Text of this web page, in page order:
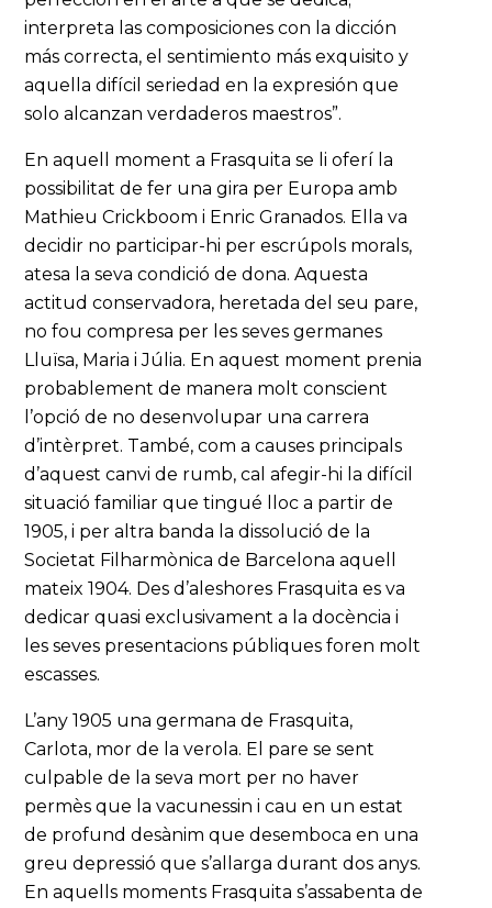
interpreta las composiciones con la dicción
más correcta, el sentimiento más exquisito y
aquella difícil seriedad en la expresión que
solo alcanzan verdaderos maestros”.
En aquell moment a Frasquita se li oferí la
possibilitat de fer una gira per Europa amb
Mathieu Crickboom i Enric Granados. Ella va
decidir no participar-hi per escrúpols morals,
atesa la seva condició de dona. Aquesta
actitud conservadora, heretada del seu pare,
no fou compresa per les seves germanes
Lluïsa, Maria i Júlia. En aquest moment prenia
probablement de manera molt conscient
l’opció de no desenvolupar una carrera
d’intèrpret. També, com a causes principals
d’aquest canvi de rumb, cal afegir-hi la difícil
situació familiar que tingué lloc a partir de
1905, i per altra banda la dissolució de la
Societat Filharmònica de Barcelona aquell
mateix 1904. Des d’aleshores Frasquita es va
dedicar quasi exclusivament a la docència i
les seves presentacions públiques foren molt
escasses.
L’any 1905 una germana de Frasquita,
Carlota, mor de la verola. El pare se sent
culpable de la seva mort per no haver
permès que la vacunessin i cau en un estat
de profund desànim que desemboca en una
greu depressió que s’allarga durant dos anys.
En aquells moments Frasquita s’assabenta de